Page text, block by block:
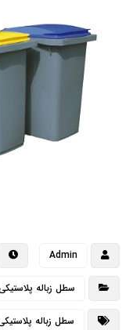
Admin
سطل زباله
سطل زباله پلاستیکی 240